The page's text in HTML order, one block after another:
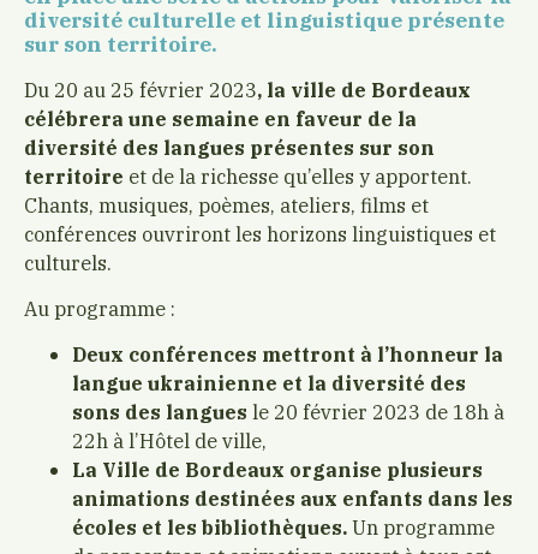
diversité culturelle et linguistique présente
sur son territoire.
Du 20 au 25 février 2023, la ville de Bordeaux
célébrera une semaine en faveur de la
diversité des langues présentes sur son
territoire et de la richesse qu’elles y apportent.
Chants, musiques, poèmes, ateliers, films et
conférences ouvriront les horizons linguistiques et
culturels.
Au programme :
Deux conférences mettront à l’honneur la
langue ukrainienne et la diversité des
sons des langues le 20 février 2023 de 18h à
22h à l’Hôtel de ville,
La Ville de Bordeaux organise plusieurs
animations destinées aux enfants dans les
écoles et les bibliothèques.Un programme